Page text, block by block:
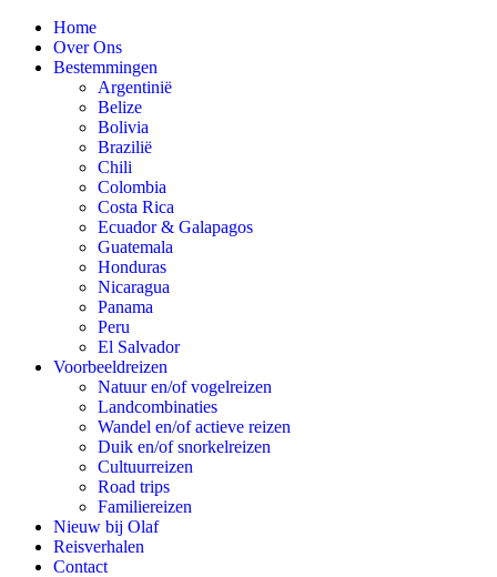
Home
Over Ons
Bestemmingen
Argentinië
Belize
Bolivia
Brazilië
Chili
Colombia
Costa Rica
Ecuador & Galapagos
Guatemala
Honduras
Nicaragua
Panama
Peru
El Salvador
Voorbeeldreizen
Natuur en/of vogelreizen
Landcombinaties
Wandel en/of actieve reizen
Duik en/of snorkelreizen
Cultuurreizen
Road trips
Familiereizen
Nieuw bij Olaf
Reisverhalen
Contact